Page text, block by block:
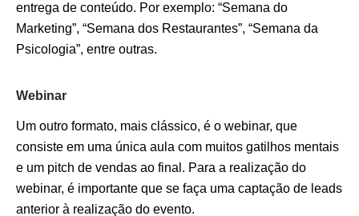
entrega de conteúdo. Por exemplo: “Semana do
Marketing”, “Semana dos Restaurantes”, “Semana da
Psicologia”, entre outras.
Webinar
Um outro formato, mais clássico, é o webinar, que
consiste em uma única aula com muitos gatilhos mentais
e um pitch de vendas ao final. Para a realização do
webinar, é importante que se faça uma captação de leads
anterior à realização do evento.